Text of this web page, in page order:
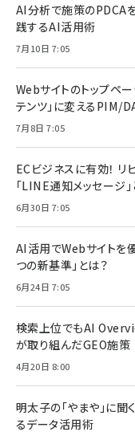
AI分析で施策のPDCA
践するAI活用術
7月10日 7:05
Webサイトのトップペ
テンツ」に変えるPIM/
7月8日 7:05
ECビジネスに有効！
「LINE通知メッセージ」
6月30日 7:05
AI活用でWebサイトを
つの新基準」とは？
6月24日 7:05
検索上位でもAI
が取り組んだGEO施策
4月20日 8:00
明太子の「やまや」に聞
るデータ活用術